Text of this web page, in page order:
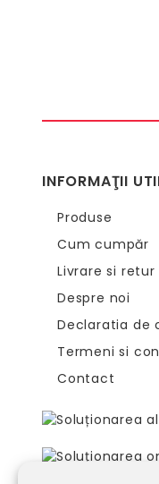
INFORMAŢII
Produse
Cum cumpăr
Livrare si retur
Despre noi
Declaratia de
Termeni si
Contact